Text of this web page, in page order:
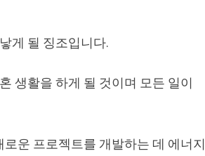
게 될 징조입니다.
생활을 하게 될 것이며 모든 일이
운 프로젝트를 개발하는 데 에너지